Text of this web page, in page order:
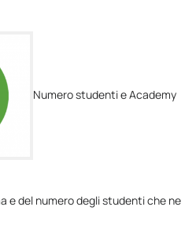
Numero studenti e Academy
e del numero degli studenti che ne